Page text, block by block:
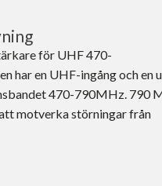
för UHF 470-
har en UHF-ingång och en
470-790MHz. 790
motverka störningar från